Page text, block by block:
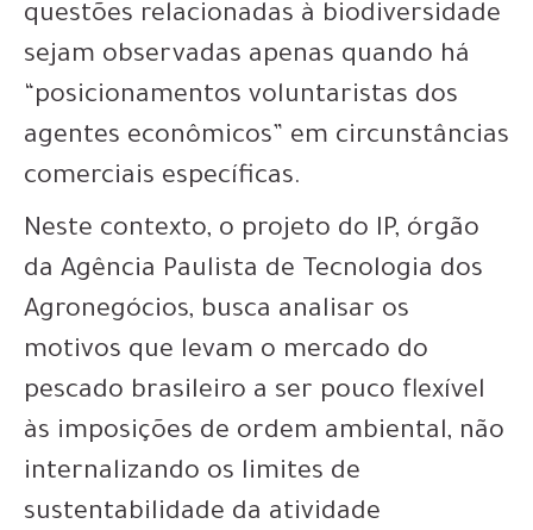
questões relacionadas à biodiversidade
sejam observadas apenas quando há
“posicionamentos voluntaristas dos
agentes econômicos” em circunstâncias
comerciais específicas.
Neste contexto, o projeto do IP, órgão
da Agência Paulista de Tecnologia dos
Agronegócios, busca analisar os
motivos que levam o mercado do
pescado brasileiro a ser pouco flexível
às imposições de ordem ambiental, não
internalizando os limites de
sustentabilidade da atividade